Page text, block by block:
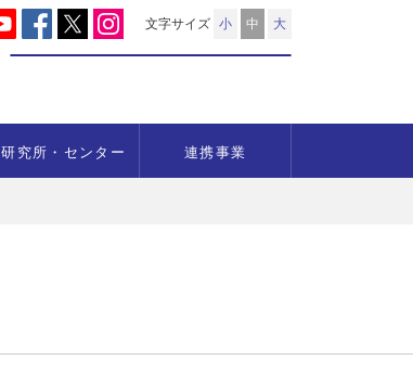
文字サイズ 小 中 大
研究所・センター 連携事業